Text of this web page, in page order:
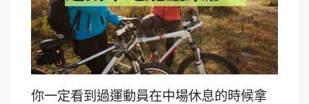
你一定看到過運動員在中場休息的時候拿